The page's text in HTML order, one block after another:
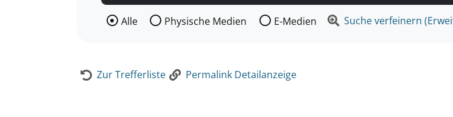
Wählen Sie die Medienart nach der Sie suchen wollen.
Alle Physische Medien E-Medien Suche verfeinern
Zur Trefferliste Permalink Detailanzeige